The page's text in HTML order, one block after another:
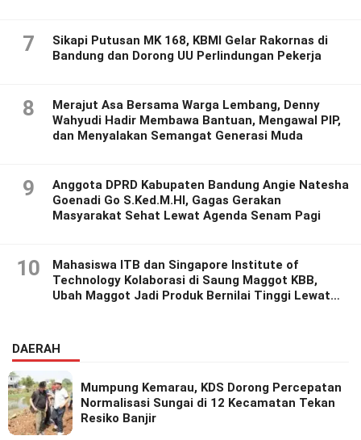
7
Sikapi Putusan MK 168, KBMI Gelar Rakornas di
Bandung dan Dorong UU Perlindungan Pekerja
8
Merajut Asa Bersama Warga Lembang, Denny
Wahyudi Hadir Membawa Bantuan, Mengawal PIP,
dan Menyalakan Semangat Generasi Muda
9
Anggota DPRD Kabupaten Bandung Angie Natesha
Goenadi Go S.Ked.M.HI, Gagas Gerakan
Masyarakat Sehat Lewat Agenda Senam Pagi
10
Mahasiswa ITB dan Singapore Institute of
Technology Kolaborasi di Saung Maggot KBB,
Ubah Maggot Jadi Produk Bernilai Tinggi Lewat
DAERAH
Mumpung Kemarau, KDS Dorong Percepatan
Normalisasi Sungai di 12 Kecamatan Tekan
Resiko Banjir